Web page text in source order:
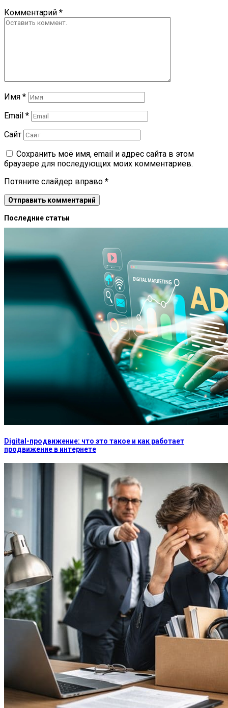
Комментарий *
Имя *
Email *
Сайт
Сохранить моё имя, email и адрес сайта в этом
браузере для последующих моих комментариев.
Потяните слайдер вправо *
Последние статьи
Digital-продвижение: что это такое и как работает
продвижение в интернете